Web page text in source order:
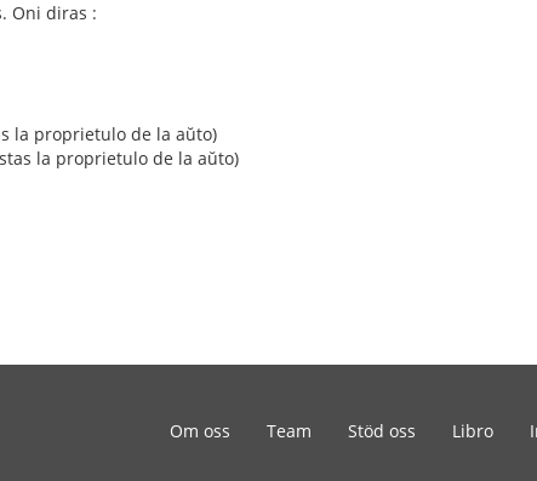
Oni diras :
la proprietulo de la aŭto)
la proprietulo de la aŭto)
Om oss Team Stöd oss Libro